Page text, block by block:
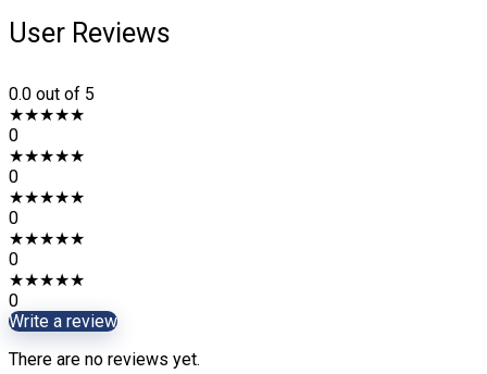
User Reviews
0.0 out of 5
★★★★★
0
★★★★★
0
★★★★★
0
★★★★★
0
★★★★★
0
Write a review
There are no reviews yet.